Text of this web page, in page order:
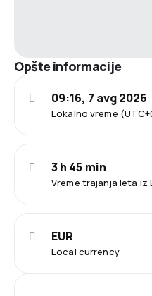
Opšte informacije
Lokalno vreme
09:16, 7 avg 2026
Vreme trajanja leta iz
3 h 45 min
Local currency
EUR